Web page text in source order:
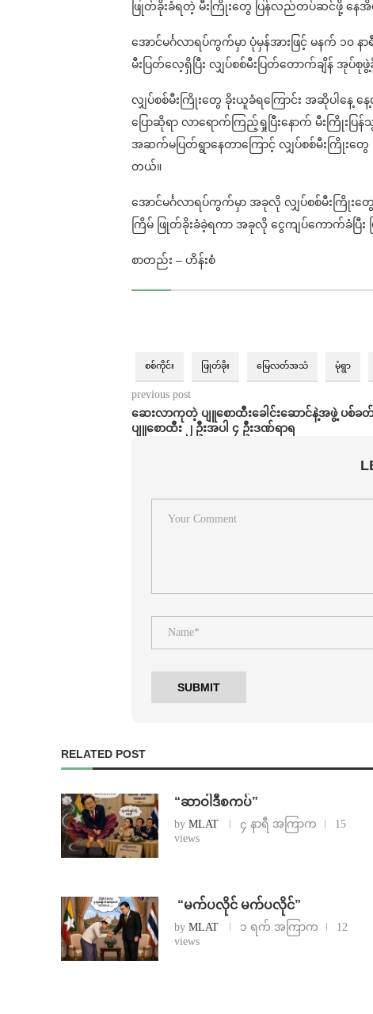
ဖြုတ်ခိုးခံရတဲ့ မီးကြိုးတွေ ပြန်လည်တပ်ဆင်ဖို့ န
အောင်မင်္ဂလာရပ်ကွက်မှာ ပုံမှန်အားဖြင့် မနက် ၁၀ န
မီးပြတ်လေ့ရှိပြီး လျှပ်စစ်မီးပြတ်တောက်ချိန် အုပ်
လျှပ်စစ်မီးကြိုးတွေ ခိုးယူခံရကြောင်း အဆိုပါ
ပြောဆိုရာ လာရောက်ကြည့်ရှုပြီးနောက် မီးကြိုးပ
အဆက်မပြတ်ရွာနေတာကြောင့် လျှပ်စစ်မီးကြိုး
တယ်။
အောင်မင်္ဂလာရပ်ကွက်မှာ အခုလို လျှပ်စစ်မီးကြိုးတွေ
ကြိမ် ဖြုတ်ခိုးခံခဲ့ရကာ အခုလို ငွေကျပ်ကောက်ခံပ
စာတည်း – ဟိန်းစံ
စစ်ကိုင်း ဖြုတ်ခိုး မြေလတ်အသံ မုံရွာ
previous post
ဆေးလာကုတဲ့ ပျူစောထီးခေါင်းဆောင်နဲ့အဖွဲ့ ပစ်ခတ်
ပျူစောထီး ၂ ဦးအပါ ၄ ဦးဒဏ်ရာရ
RELATED POST
“ဆာဝါဒီစကပ်”
by MLAT ၄ နာရီ အကြာက
15
views
⁨ ⁨“မက်ပလိုင် မက်ပလိုင်”
by MLAT ၁ ရက် အကြာက
12
views